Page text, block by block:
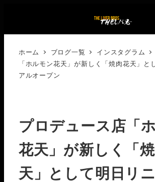
ホーム ブログ一覧 インスタグラム
「ホルモン花天」が新しく「焼肉花天」と
アルオープン️
プロデュース店「
花天」が新しく「
天」として明日リ